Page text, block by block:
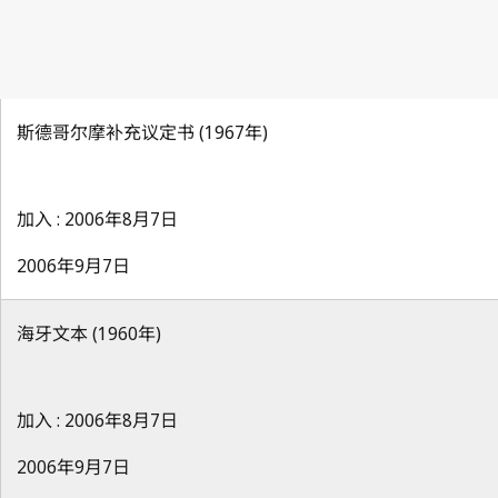
斯德哥尔摩补充议定书 (1967年)
加入 : 2006年8月7日
2006年9月7日
海牙文本 (1960年)
加入 : 2006年8月7日
2006年9月7日